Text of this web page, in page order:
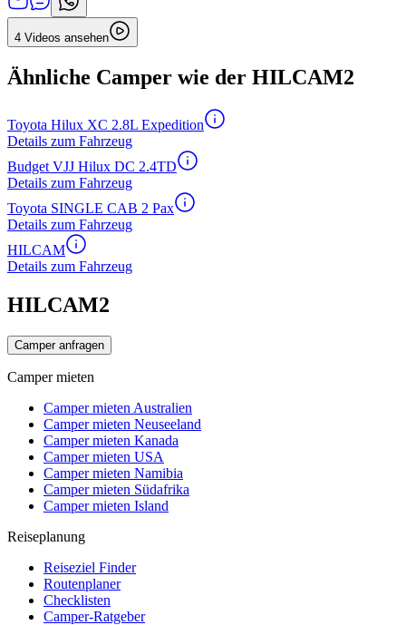
4 Videos ansehen
Ähnliche Camper wie der HILCAM2
Toyota Hilux XC 2.8L Expedition
Details zum Fahrzeug
Budget VJJ Hilux DC 2.4TD
Details zum Fahrzeug
Toyota SINGLE CAB 2 Pax
Details zum Fahrzeug
HILCAM
Details zum Fahrzeug
HILCAM2
Camper anfragen
Camper mieten
Camper mieten Australien
Camper mieten Neuseeland
Camper mieten Kanada
Camper mieten USA
Camper mieten Namibia
Camper mieten Südafrika
Camper mieten Island
Reiseplanung
Reiseziel Finder
Routenplaner
Checklisten
Camper-Ratgeber